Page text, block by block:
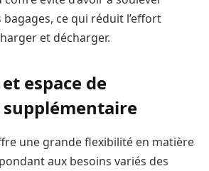
bagages, ce qui réduit l’effort
et décharger.
espace de
une grande flexibilité en matière
aux besoins variés des